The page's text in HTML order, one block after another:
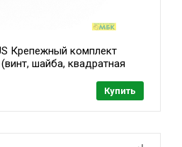
Крепежный комплект
шайба, квадратная
Купить